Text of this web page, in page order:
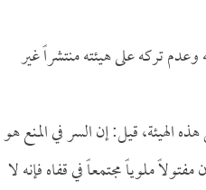
تركه على هيئته منتشراً غير
الهيئة، قيل: إن السر في المنع هو
ملوياً مجتمعاً في قفاه فإنه لا